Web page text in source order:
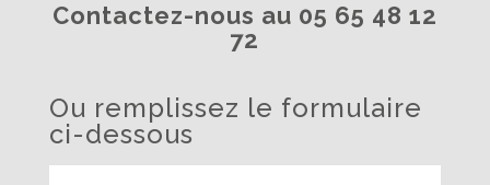
Contactez-nous au 05 65 48 12
72
Ou remplissez le formulaire
ci-dessous